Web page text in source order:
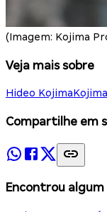
(Imagem: Kojima
Veja mais sobre
Hideo Kojima
Compartilhe em
Encontrou